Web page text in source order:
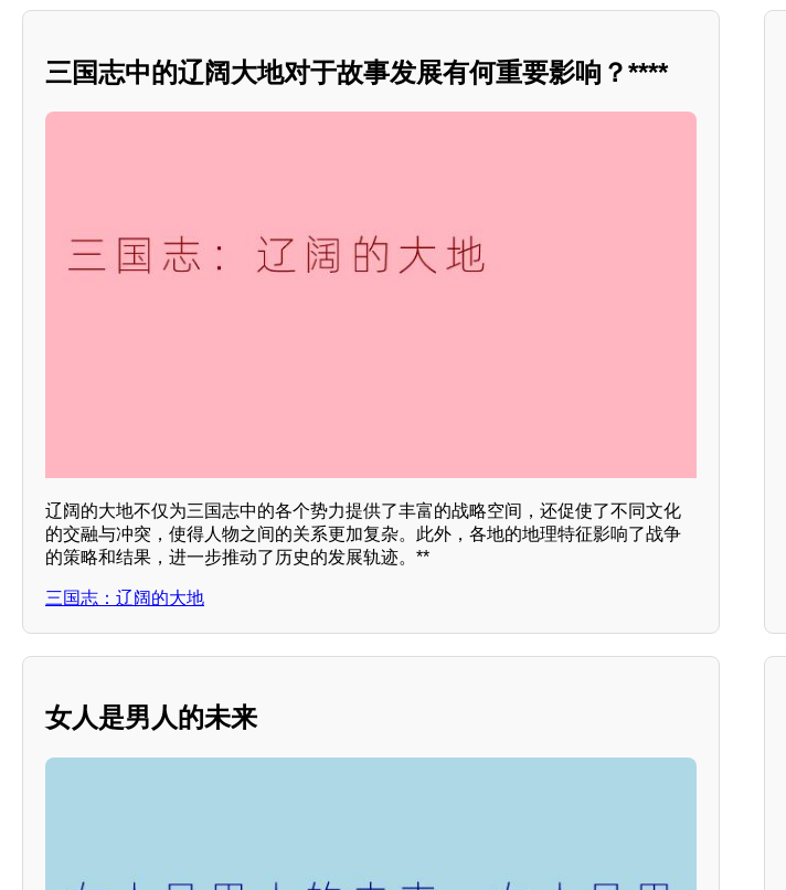
三国志中的辽阔大地对于故事发展有何重要影响？****
辽阔的大地不仅为三国志中的各个势力提供了丰富的战略空间，还促使了不同文化
的交融与冲突，使得人物之间的关系更加复杂。此外，各地的地理特征影响了战争
的策略和结果，进一步推动了历史的发展轨迹。**
三国志：辽阔的大地
女人是男人的未来